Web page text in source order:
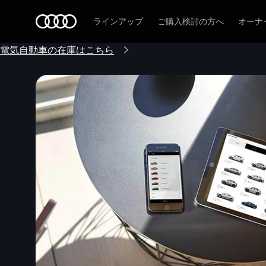
ラインアップ ご購入検討の方へ オーナ
電気自動車の在庫はこちら